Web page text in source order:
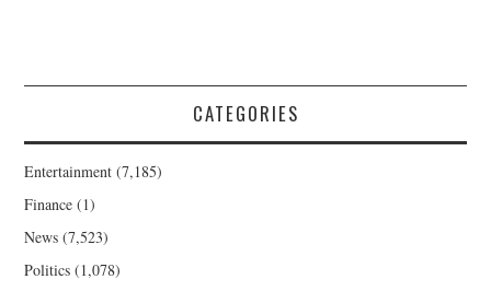
CATEGORIES
Entertainment (7,185)
Finance (1)
News (7,523)
Politics (1,078)